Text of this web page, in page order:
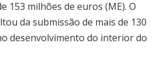
153 milhões de euros (ME). O
da submissão de mais de 130
desenvolvimento do interior do